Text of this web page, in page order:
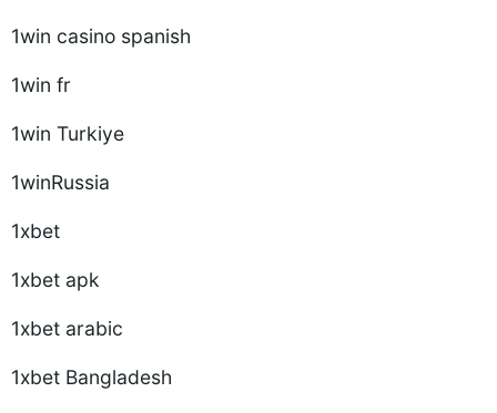
1win casino spanish
1win fr
1win Turkiye
1winRussia
1xbet
1xbet apk
1xbet arabic
1xbet Bangladesh